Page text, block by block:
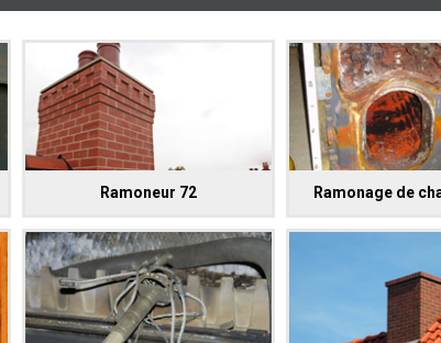
Ramoneur 72 Ramonage de